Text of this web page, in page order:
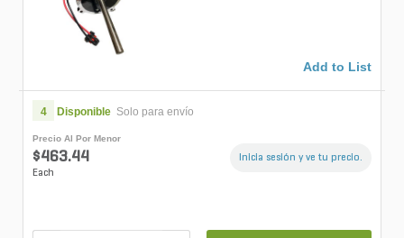
Add to List
4 Disponible Solo para envío
Precio Al Por Menor
$463.44
Each
Inicia sesión y ve tu precio.